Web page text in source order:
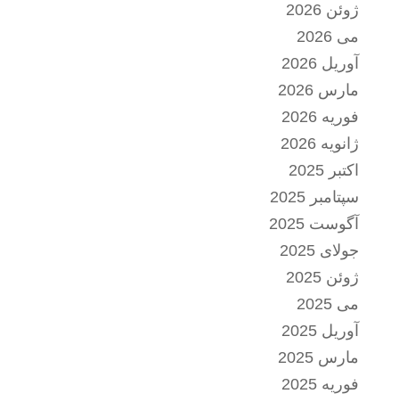
ژوئن 2026
می 2026
آوریل 2026
مارس 2026
فوریه 2026
ژانویه 2026
اکتبر 2025
سپتامبر 2025
آگوست 2025
جولای 2025
ژوئن 2025
می 2025
آوریل 2025
مارس 2025
فوریه 2025